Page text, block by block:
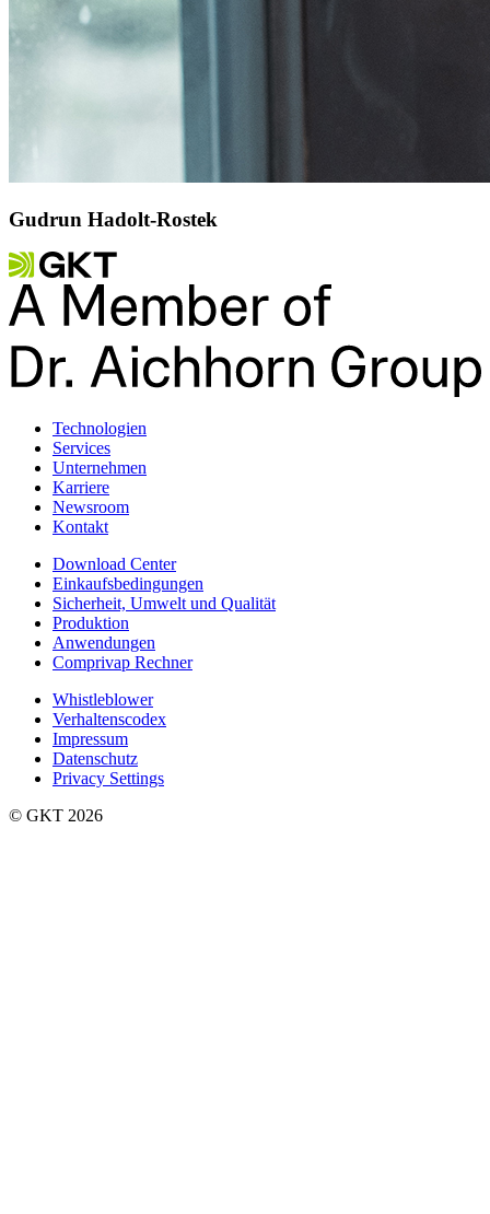
Gudrun Hadolt-Rostek
Technologien
Services
Unternehmen
Karriere
Newsroom
Kontakt
Download Center
Einkaufsbedingungen
Sicherheit, Umwelt und Qualität
Produktion
Anwendungen
Comprivap Rechner
Whistleblower
Verhaltenscodex
Impressum
Datenschutz
Privacy Settings
©️ GKT 2026